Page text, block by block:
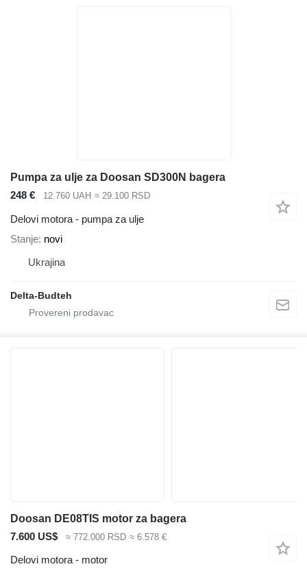
Pumpa za ulje za Doosan SD300N bagera
248 €
12.760 UAH ≈ 29.100 RSD
Delovi motora - pumpa za ulje
Stanje novi
Ukrajina
Delta-Budteh
Doosan DE08TIS motor za bagera
7.600 US$
≈ 772.000 RSD ≈ 6.578 €
Delovi motora - motor